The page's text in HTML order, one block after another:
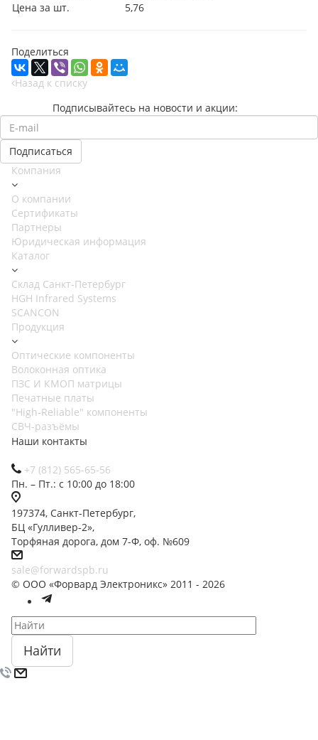
Цена за шт.
5,76
Поделиться
Назад к списку
Подписывайтесь на новости и акции:
Компания
О компании
Сертификаты
Партнеры
Юридическая информация
Каталог
Cклад Санкт-Петербург
HGH Infrared Systems
SCANCON
Продукция
Оптические компоненты
Волоконная оптика
ПЗС И КМОП матрицы
Печатные платы
"High-Reliable" компоненты
СВЧ-разъёмы
Наши контакты
+7 (812) 565-65-56
Пн. – Пт.: с 10:00 до 18:00
197374, Санкт-Петербург,
БЦ «Гулливер-2»,
Торфяная дорога, дом 7-Ф, оф. №609
sale@forwardspb.ru
© ООО «Форвард Электроникс» 2011 - 2026
Найти